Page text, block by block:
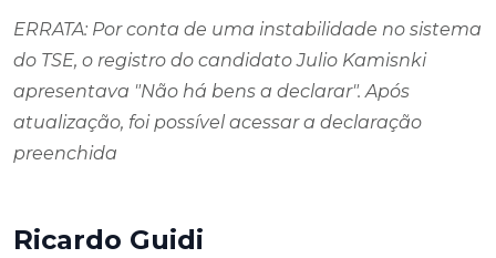
ERRATA: Por conta de uma instabilidade no sistema
do TSE, o registro do candidato Julio Kamisnki
apresentava "Não há bens a declarar". Após
atualização, foi possível acessar a declaração
preenchida
Ricardo Guidi